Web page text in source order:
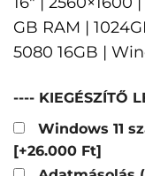
GB RAM |
5080 16GB |
---- KIEGÉSZÍTŐ
Windows 11
[+26.000 Ft]